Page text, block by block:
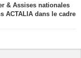
& Assises nationales
ACTALIA dans le cadre